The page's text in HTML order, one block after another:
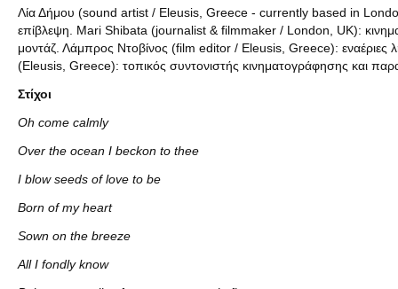
Λία Δήμου (sound artist / Eleusis, Greece - currently based in
επίβλεψη. Mari Shibata (journalist & filmmaker / London, UK):
μοντάζ. Λάμπρος Ντοβίνος (film editor / Eleusis, Greece): εναέριες
(Eleusis, Greece): τοπικός συντονιστής κινηματογράφησης και
Στίχοι
Oh come calmly
Over the ocean I beckon to thee
I blow seeds of love to be
Born of my heart
Sown on the breeze
All I fondly know